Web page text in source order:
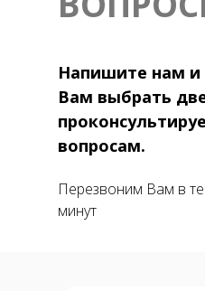
Напишите нам
Вам выбрать
вопросам.
Перезвоним Вам в
минут